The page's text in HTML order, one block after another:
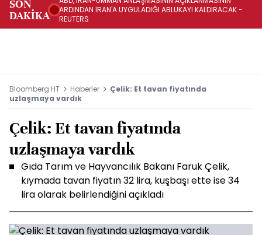
SON
DAKİKA
ARDINDAN İRAN'A UYGULADIĞI ABLUKAYI KALDIRACAK -
REUTERS
Bloomberg HT Haberler
Çelik: Et tavan fiyatında
uzlaşmaya vardık
Çelik: Et tavan fiyatında
uzlaşmaya vardık
Gıda Tarım ve Hayvancılık Bakanı Faruk Çelik,
kıymada tavan fiyatın 32 lira, kuşbaşı ette ise 34
lira olarak belirlendiğini açıkladı